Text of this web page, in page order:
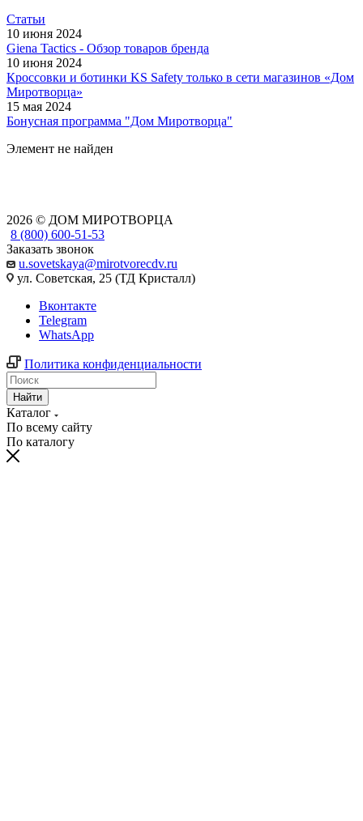
Статьи
10 июня 2024
Giena Tactics - Обзор товаров бренда
10 июня 2024
Кроссовки и ботинки KS Safety только в сети магазинов «Дом
Миротворца»
15 мая 2024
Бонусная программа "Дом Миротворца"
Элемент не найден
2026 © ДОМ МИРОТВОРЦА
8 (800) 600-51-53
Заказать звонок
u.sovetskaya@mirotvorecdv.ru
ул. Советская, 25 (ТД Кристалл)
Вконтакте
Telegram
WhatsApp
Политика конфиденциальности
Найти
Каталог
По всему сайту
По каталогу